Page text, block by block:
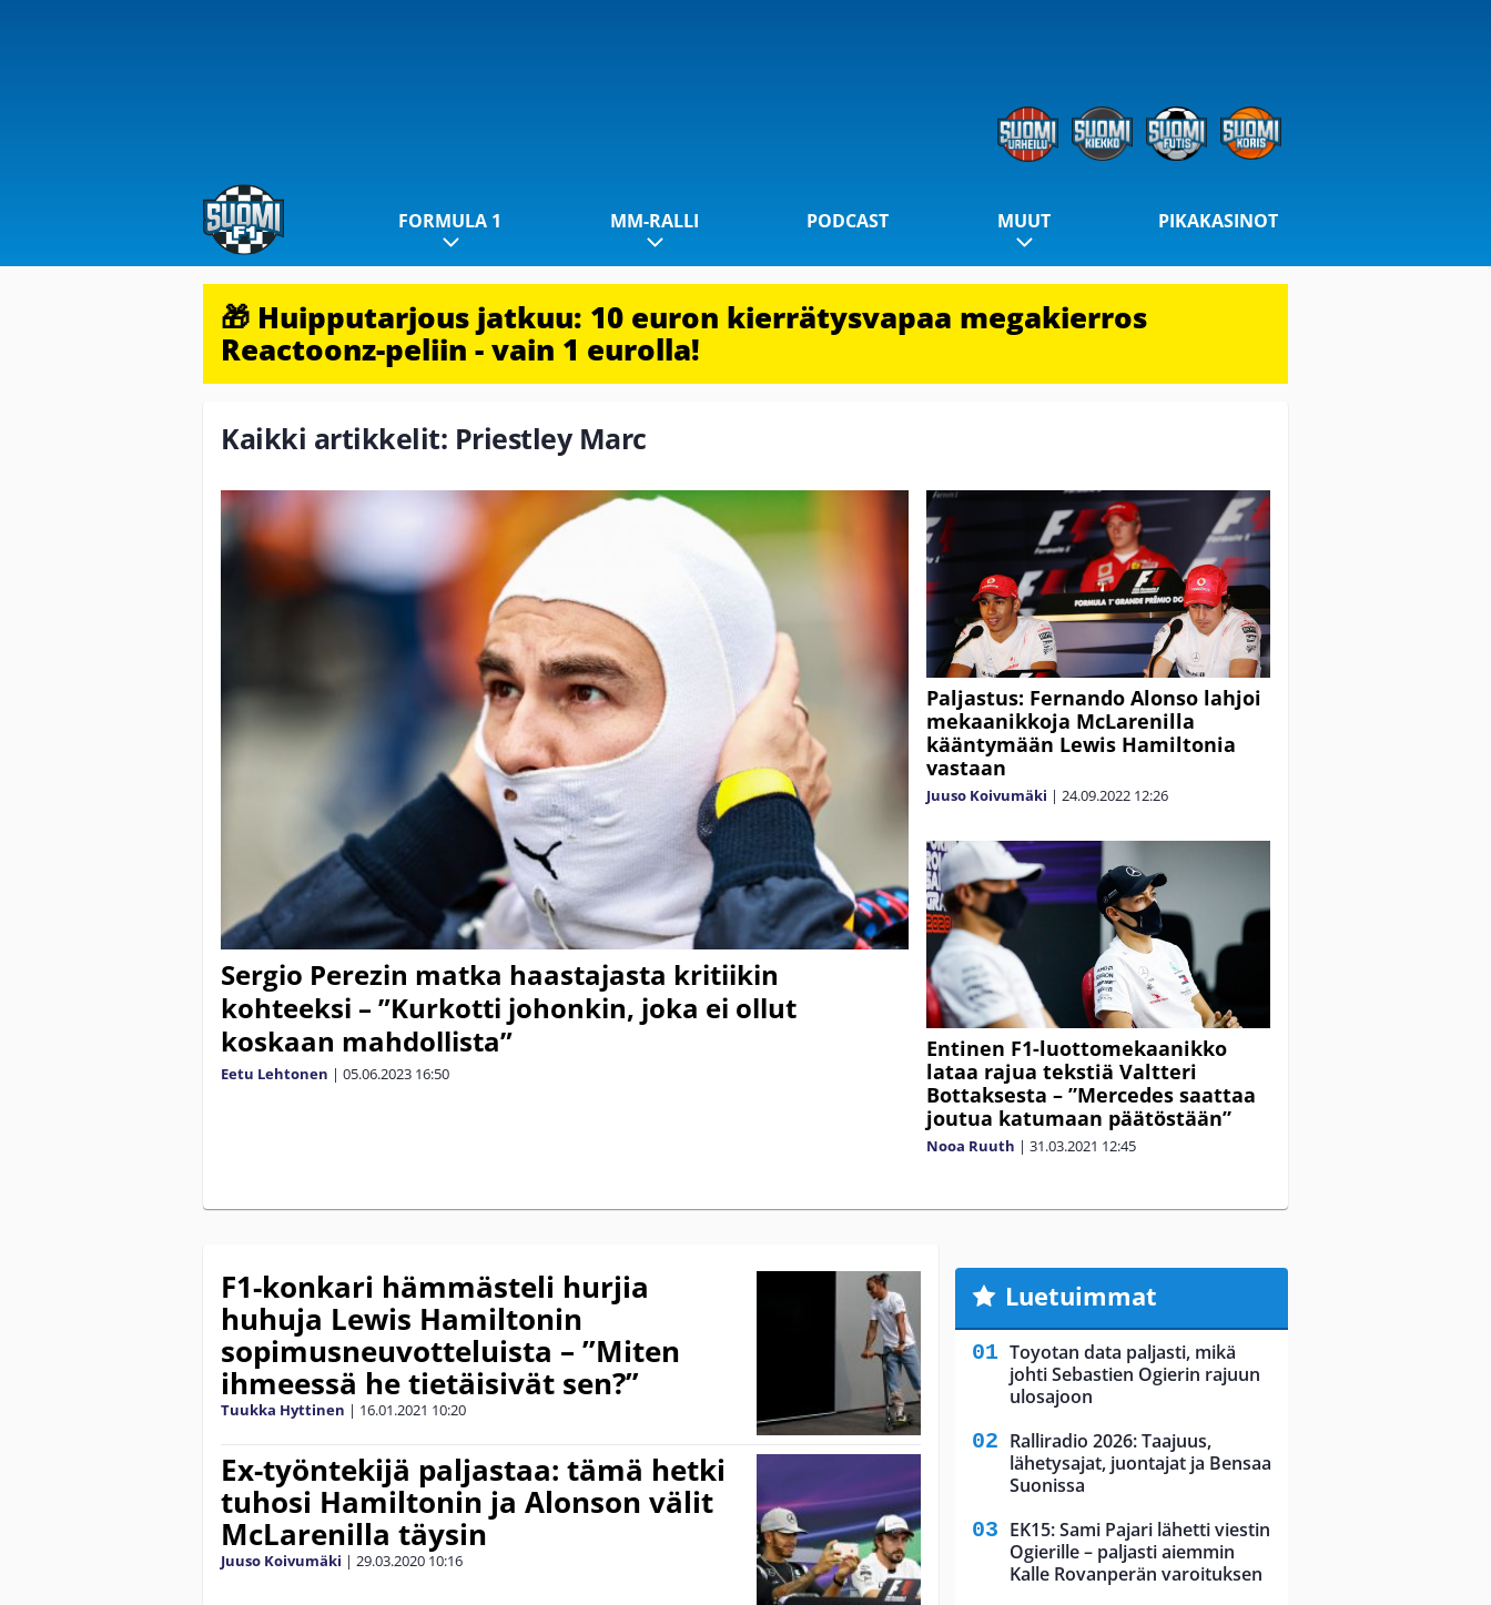
FORMULA 1 MM-RALLI PODCAST MUUT PIKAKASINOT
🎁 Huipputarjous jatkuu: 10 euron kierrätysvapaa megakierros
Reactoonz-peliin - vain 1 eurolla!
Kaikki artikkelit: Priestley Marc
Sergio Perezin matka haastajasta kritiikin
kohteeksi – ”Kurkotti johonkin, joka ei ollut
koskaan mahdollista”
Eetu Lehtonen | 05.06.2023 16:50
Paljastus: Fernando Alonso lahjoi
mekaanikkoja McLarenilla
kääntymään Lewis Hamiltonia
vastaan
Juuso Koivumäki | 24.09.2022 12:26
Entinen F1-luottomekaanikko
lataa rajua tekstiä Valtteri
Bottaksesta – ”Mercedes saattaa
joutua katumaan päätöstään”
Nooa Ruuth | 31.03.2021 12:45
F1-konkari hämmästeli hurjia
huhuja Lewis Hamiltonin
sopimusneuvotteluista – ”Miten
ihmeessä he tietäisivät sen?”
Tuukka Hyttinen | 16.01.2021 10:20
Ex-työntekijä paljastaa: tämä hetki
tuhosi Hamiltonin ja Alonson välit
McLarenilla täysin
Juuso Koivumäki | 29.03.2020 10:16
Luetuimmat
Toyotan data paljasti, mikä
johti Sebastien Ogierin rajuun
ulosajoon
Ralliradio 2026: Taajuus,
lähetysajat, juontajat ja Bensaa
Suonissa
EK15: Sami Pajari lähetti viestin
Ogierille – paljasti aiemmin
Kalle Rovanperän varoituksen